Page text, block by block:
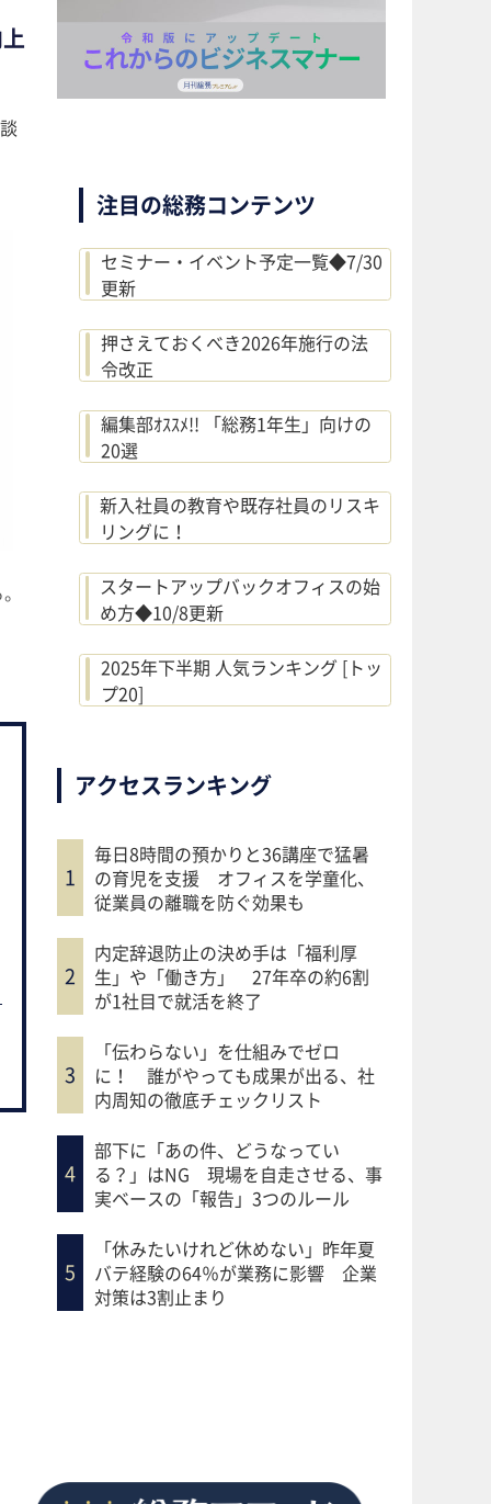
注目の総務コンテンツ
セミナー・イベント予定一覧◆7/30
更新
押さえておくべき2026年施行の法
令改正
編集部ｵｽｽﾒ!! 「総務1年生」向けの
20選
新入社員の教育や既存社員のリスキ
リングに！
スタートアップバックオフィスの始
め方◆10/8更新
2025年下半期 人気ランキング [トッ
プ20]
アクセスランキング
毎日8時間の預かりと36講座で猛暑
の育児を支援 オフィスを学童化、
従業員の離職を防ぐ効果も
内定辞退防止の決め手は「福利厚
生」や「働き方」 27年卒の約6割
が1社目で就活を終了
「伝わらない」を仕組みでゼロ
に！ 誰がやっても成果が出る、社
内周知の徹底チェックリスト
部下に「あの件、どうなってい
る？」はNG 現場を自走させる、事
実ベースの「報告」3つのルール
「休みたいけれど休めない」昨年夏
バテ経験の64％が業務に影響 企業
対策は3割止まり